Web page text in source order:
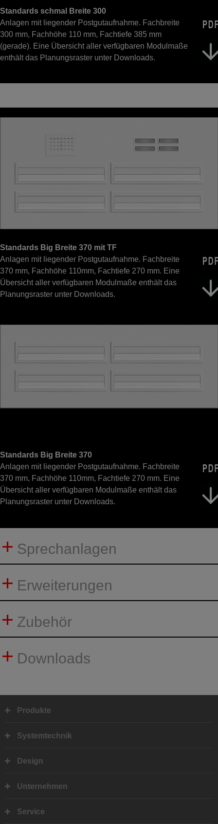
Standards schmal Breite 300
Anlagen mit liegender Postgutaufnahme. Fachbreite
300 mm, Fachhöhe 110 mm, Fachtiefe 385 mm
(gerade). Eine Übersicht aller verfügbaren Modulmaße
enthält das Planungsraster unter Downloads.
Standards Big Breite 370 mit TF
Anlagen mit liegender Postgutaufnahme. Fachbreite
370 mm, Fachhöhe 110mm, Fachtiefe 270 mm. Eine
Übersicht aller verfügbaren Modulmaße enthält das
Planungsraster unter Downloads.
Standards Big Breite 370
Anlagen mit liegender Postgutaufnahme. Fachbreite
370 mm, Fachhöhe 110mm, Fachtiefe 270 mm. Eine
Übersicht aller verfügbaren Modulmaße enthält das
Planungsraster unter Downloads.
Sprechanlagen
Erweiterungen
Zubehör
Downloads
Produkte
Systemtechnik
Design
Unternehmen
Service